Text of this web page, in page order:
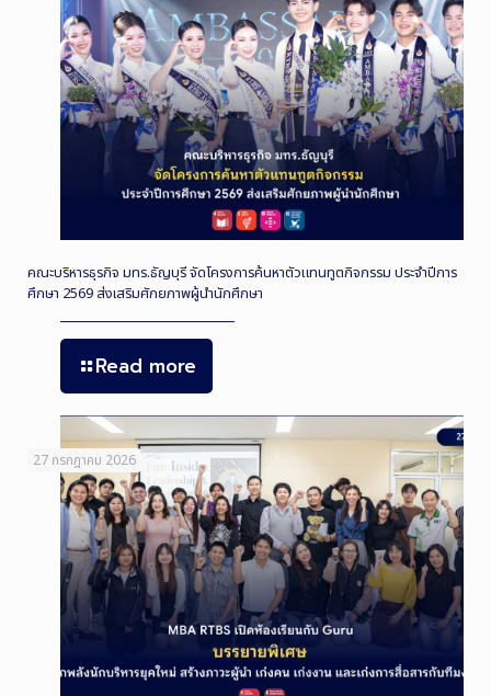
คณะบริหารธุรกิจ มทร.ธัญบุรี จัดโครงการค้นหาตัวแทนทูตกิจกรรม ประจำปีการ
ศึกษา 2569 ส่งเสริมศักยภาพผู้นำนักศึกษา
Read more
27 กรกฎาคม 2026